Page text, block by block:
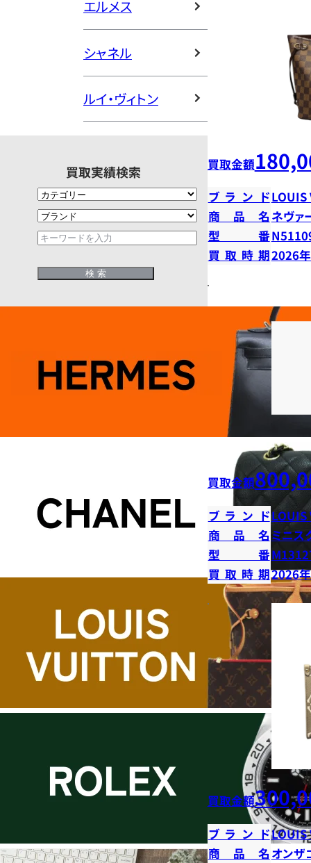
エルメス
シャネル
ルイ・ヴィトン
買取実績検索 買取金額
ブランドLOUIS
商品名 ネヴァ
型番
買取時期2026
買取金額
ブランドLOUIS
商品名 ミニス
型番
買取時期2026
買取金額
ブランドLOUIS
商品名 オンザ